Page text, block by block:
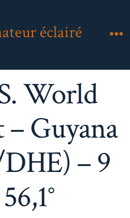
éclairé
World
– Guyana
– 9